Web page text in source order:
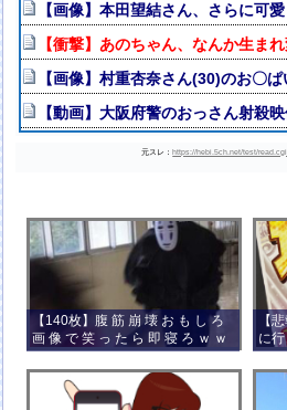
【画像】本田望結さん、さらに可愛
【衝撃】あのちゃん、なんか生ま
【画像】村重杏奈さん(30)のお〇
【動画】大阪府警のおっさん射殺
元スレ： https://hebi.5ch.net/test/
【140枚】腹 筋 崩 壊 お も し ろ
画 像 で 笑 っ た ら 即 寝 ろ ｗ ｗ
ｗ ｗ ｗ ｗ ｗ ｗ ｗ ｗ ｗ ｗ
【
に行